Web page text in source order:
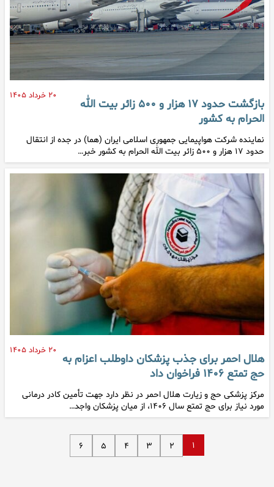
۲۰ خرداد ۱۴۰۵
بازگشت حدود ۱۷ هزار و ۵۰۰ زائر بیت الله
الحرام به کشور
نماینده شرکت هواپیمایی جمهوری اسلامی ایران (هما) در جده از انتقال
حدود ۱۷ هزار و ۵۰۰ زائر بیت الله الحرام به کشور خبر…
۲۰ خرداد ۱۴۰۵
هلال احمر برای جذب پزشکان داوطلب اعزام به
حج تمتع ۱۴۰۶ فراخوان داد
مرکز پزشکی حج و زیارت هلال احمر در نظر دارد جهت تأمین کادر درمانی
مورد نیاز برای حج تمتع سال ۱۴۰۶، از میان پزشکان واجد…
۱ ۲ ۳ ۴ ۵ ۶